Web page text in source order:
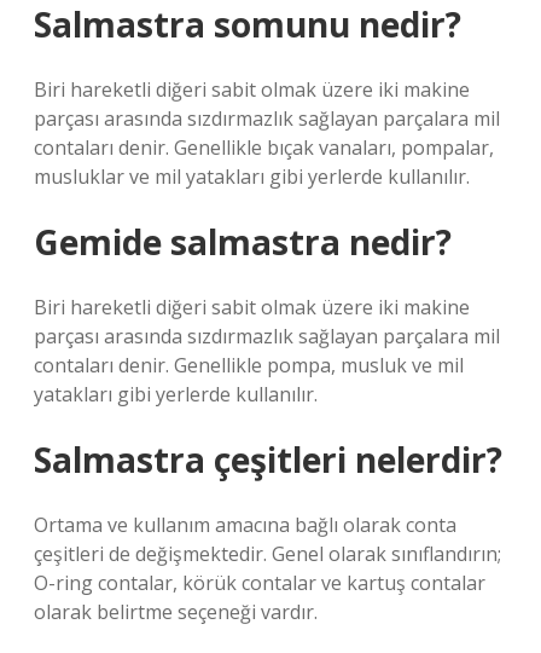
Salmastra somunu nedir?
Biri hareketli diğeri sabit olmak üzere iki makine
parçası arasında sızdırmazlık sağlayan parçalara mil
contaları denir. Genellikle bıçak vanaları, pompalar,
musluklar ve mil yatakları gibi yerlerde kullanılır.
Gemide salmastra nedir?
Biri hareketli diğeri sabit olmak üzere iki makine
parçası arasında sızdırmazlık sağlayan parçalara mil
contaları denir. Genellikle pompa, musluk ve mil
yatakları gibi yerlerde kullanılır.
Salmastra çeşitleri nelerdir?
Ortama ve kullanım amacına bağlı olarak conta
çeşitleri de değişmektedir. Genel olarak sınıflandırın;
O-ring contalar, körük contalar ve kartuş contalar
olarak belirtme seçeneği vardır.